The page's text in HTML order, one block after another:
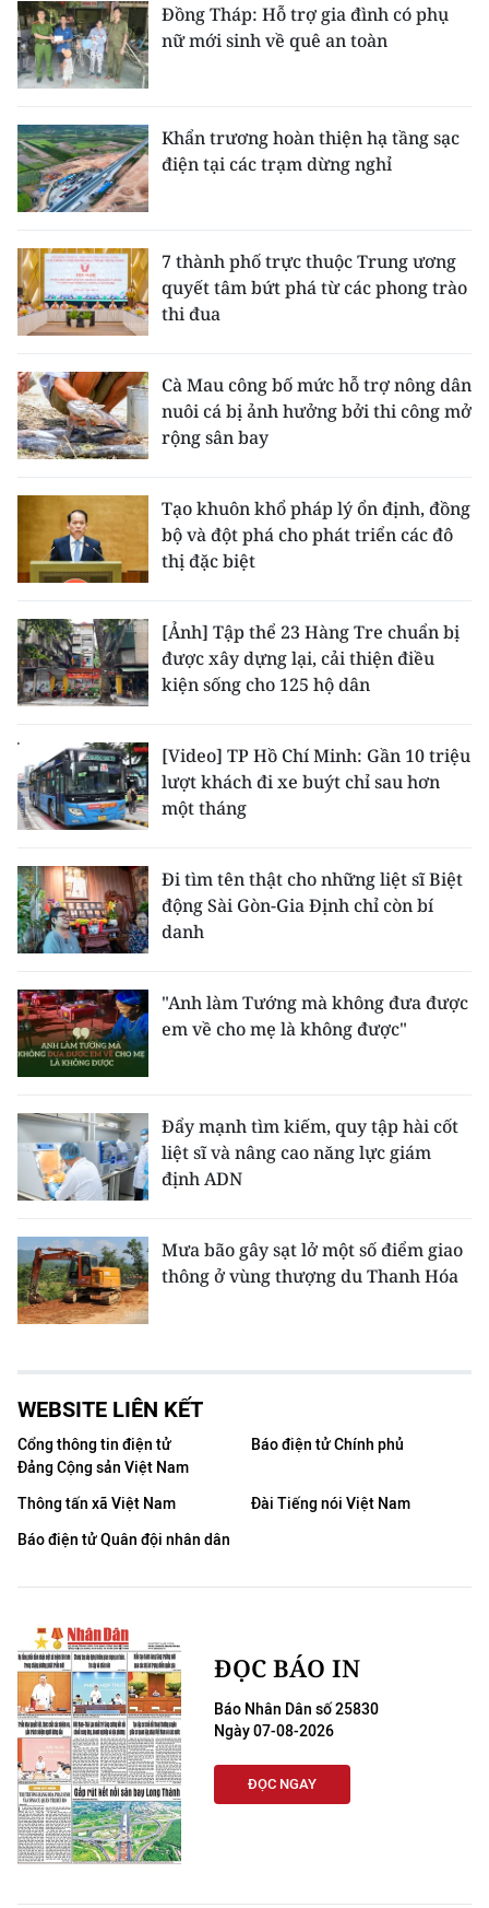
Đồng Tháp: Hỗ trợ gia đình có phụ
nữ mới sinh về quê an toàn
Khẩn trương hoàn thiện hạ tầng sạc
điện tại các trạm dừng nghỉ
7 thành phố trực thuộc Trung ương
quyết tâm bứt phá từ các phong trào
thi đua
Cà Mau công bố mức hỗ trợ nông dân
nuôi cá bị ảnh hưởng bởi thi công mở
rộng sân bay
Tạo khuôn khổ pháp lý ổn định, đồng
bộ và đột phá cho phát triển các đô
thị đặc biệt
[Ảnh] Tập thể 23 Hàng Tre chuẩn bị
được xây dựng lại, cải thiện điều
kiện sống cho 125 hộ dân
[Video] TP Hồ Chí Minh: Gần 10 triệu
lượt khách đi xe buýt chỉ sau hơn
một tháng
Đi tìm tên thật cho những liệt sĩ Biệt
động Sài Gòn-Gia Định chỉ còn bí
danh
"Anh làm Tướng mà không đưa được
em về cho mẹ là không được"
Đẩy mạnh tìm kiếm, quy tập hài cốt
liệt sĩ và nâng cao năng lực giám
định ADN
Mưa bão gây sạt lở một số điểm giao
thông ở vùng thượng du Thanh Hóa
WEBSITE LIÊN KẾT
Cổng thông tin điện tử
Đảng Cộng sản Việt Nam
Báo điện tử Chính phủ
Thông tấn xã Việt Nam
Đài Tiếng nói Việt Nam
Báo điện tử Quân đội nhân dân
ĐỌC BÁO IN
Báo Nhân Dân số 25830
Ngày 07-08-2026
ĐỌC NGAY